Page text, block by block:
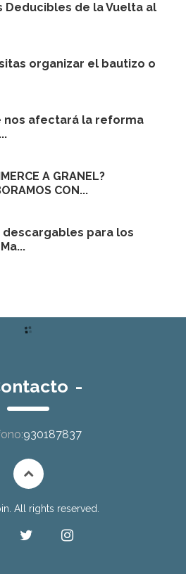
Deducibles de la Vuelta al
organizar el bautizo o
nos afectará la reforma
A GRANEL?
CON...
descargables para los
-
930187837
All rights reserved.